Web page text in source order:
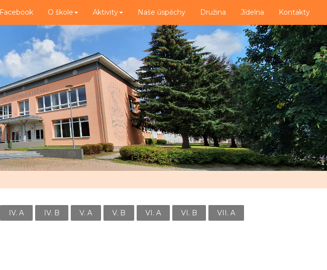
Facebook O škole Aktivity Naše úspěchy Družina Jídelna Kontakty
IV. A IV. B V. A V. B VI. A VI. B VII. A